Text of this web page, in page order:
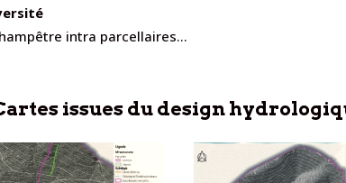
intra parcellaires…
issues du design